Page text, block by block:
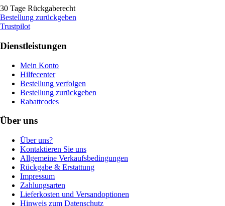
30 Tage Rückgaberecht
Bestellung zurückgeben
Trustpilot
Dienstleistungen
Mein Konto
Hilfecenter
Bestellung verfolgen
Bestellung zurückgeben
Rabattcodes
Über uns
Über uns?
Kontaktieren Sie uns
Allgemeine Verkaufsbedingungen
Rückgabe & Erstattung
Impressum
Zahlungsarten
Lieferkosten und Versandoptionen
Hinweis zum Datenschutz